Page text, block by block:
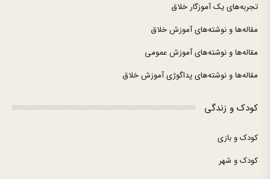
تجربه‌های یک آموزگار خلاق
مقاله‌ها و نوشته‌های آموزش خلاق
مقاله‌ها و نوشته‌های آموزش عمومی
مقاله‌ها و نوشته‌های پداگوژی آموزش خلاق
کودک و زندگی
کودک و بازی
کودک و شهر